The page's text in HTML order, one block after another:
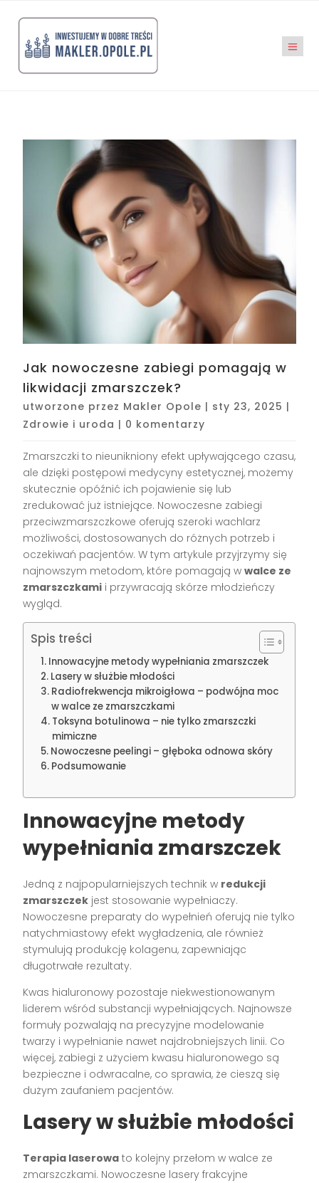
Jak nowoczesne zabiegi pomagają w
likwidacji zmarszczek?
utworzone przez Makler Opole | sty 23, 2025 |
Zdrowie i uroda | 0 komentarzy
Zmarszczki to nieunikniony efekt upływającego czasu,
ale dzięki postępowi medycyny estetycznej, możemy
skutecznie opóźnić ich pojawienie się lub
zredukować już istniejące. Nowoczesne zabiegi
przeciwzmarszczkowe oferują szeroki wachlarz
możliwości, dostosowanych do różnych potrzeb i
oczekiwań pacjentów. W tym artykule przyjrzymy się
najnowszym metodom, które pomagają wwalce ze
zmarszczkami i przywracają skórze młodzieńczy
wygląd.
Spis treści
Innowacyjne metody wypełniania zmarszczek
Lasery w służbie młodości
Radiofrekwencja mikroigłowa – podwójna moc
w walce ze zmarszczkami
Toksyna botulinowa – nie tylko zmarszczki
mimiczne
Nowoczesne peelingi – głęboka odnowa skóry
Podsumowanie
Innowacyjne metody
wypełniania zmarszczek
Jedną z najpopularniejszych technik w redukcji
zmarszczek jest stosowanie wypełniaczy.
Nowoczesne preparaty do wypełnień oferują nie tylko
natychmiastowy efekt wygładzenia, ale również
stymulują produkcję kolagenu, zapewniając
długotrwałe rezultaty.
Kwas hialuronowy pozostaje niekwestionowanym
liderem wśród substancji wypełniających. Najnowsze
formuły pozwalają na precyzyjne modelowanie
twarzy i wypełnianie nawet najdrobniejszych linii. Co
więcej, zabiegi z użyciem kwasu hialuronowego są
bezpieczne i odwracalne, co sprawia, że cieszą się
dużym zaufaniem pacjentów.
Lasery w służbie młodości
Terapia laserowa to kolejny przełom w walce ze
zmarszczkami. Nowoczesne lasery frakcyjne